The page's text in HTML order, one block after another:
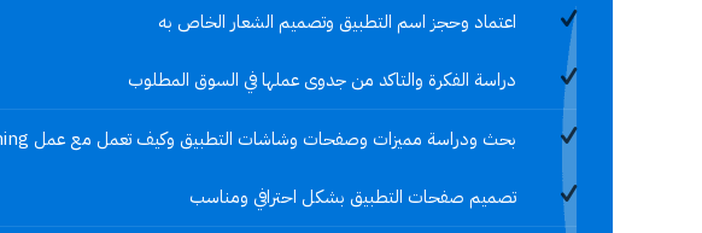
اعتماد وحجز اسم التطبيق وتصميم الشعار الخاص به
دراسة الفكرة والتاكد من جدوى عملها في السوق المطلوب
بحث ودراسة مميزات وصفحات وشاشات التطبيق وكيف تعمل مع عمل WireFraming
تصميم صفحات التطبيق بشكل احترافي ومناسب